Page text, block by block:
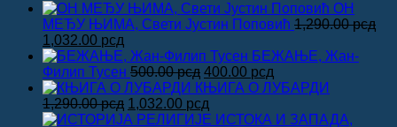
900.00 рсд.
ОН
МЕЂУ ЊИМА, Свети Јустин Поповић 1,290.00рсд
Оригинална
цена
је
била:
1,290.00 рсд.
1,032.00 рсд
цена
је:
1,032.00 рсд.
БЕЖАЊЕ, Жан-
Филип Тусен 500.00рсд Оригинална
цена
је
била:
400.00 рсд
цена
400.00 рсд.
КЊИГА О ЛУБАРДИ
1,290.00рсд Оригинална
цена
1,032.00 рсд
цена